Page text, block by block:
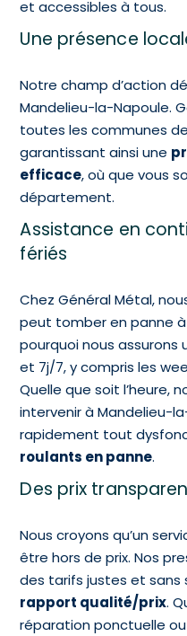
et accessibles à tous.
Une présence
Notre champ d’action
Mandelieu-la-Napoule.
toutes les communes
garantissant ainsi une
efficace, où que vous
département.
Assistance en
fériés
Chez Général Métal,
peut tomber en panne
pourquoi nous assurons
et 7j/7, y compris les
Quelle que soit l’heure,
intervenir à Mandelieu-
rapidement tout
roulants en panne.
Des prix
Nous croyons qu’un
être hors de prix. Nos
des tarifs justes et sans
rapport qualité/prix.
réparation ponctuelle